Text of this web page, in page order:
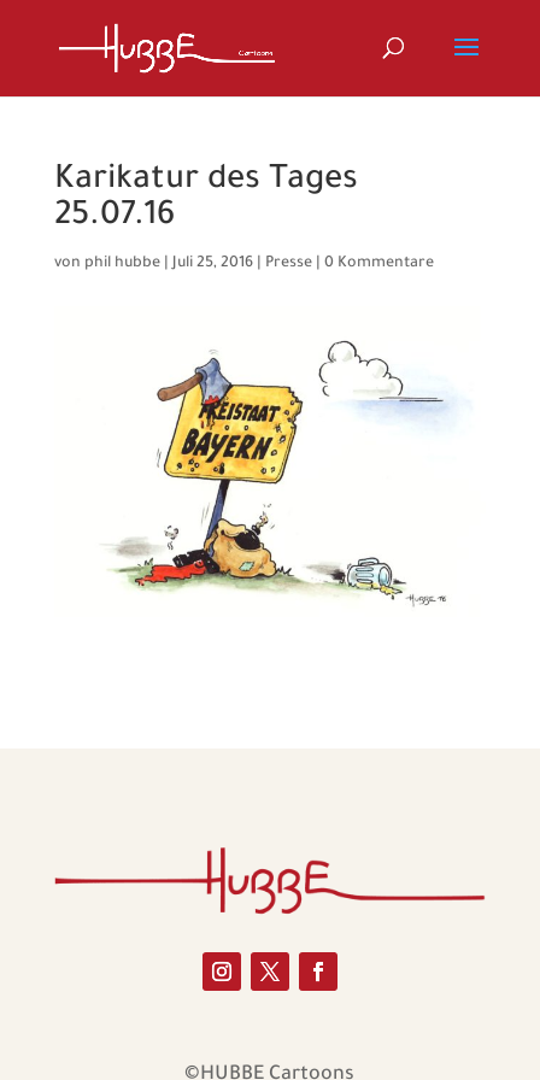
Karikatur des Tages
25.07.16
von phil hubbe|Juli 25, 2016| Presse| 0 Kommentare
©HUBBE Cartoons